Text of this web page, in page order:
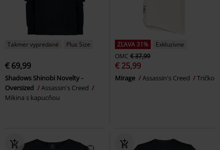
Takmer vypredané Plus Size
€ 69,99
Shadows Shinobi Novelty -
Oversized
Assassin's Creed
Mikina s kapucňou
ZĽAVA 31%
Exkluzívne
OMC € 37,99
€ 25,99
Mirage Assassin's Creed Tričko